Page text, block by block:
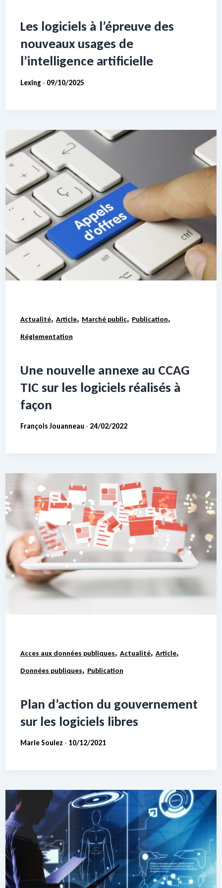
Les logiciels à l’épreuve des
nouveaux usages de
l’intelligence artificielle
Lexing - 09/10/2025
Actualité, Article, Marché public, Publication,
Réglementation
Une nouvelle annexe au CCAG
TIC sur les logiciels réalisés à
façon
François Jouanneau - 24/02/2022
Acces aux données publiques, Actualité, Article,
Données publiques, Publication
Plan d’action du gouvernement
sur les logiciels libres
Marie Soulez - 10/12/2021